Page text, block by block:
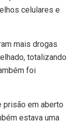
celulares e
mais drogas
totalizando
foi
prisão em aberto
estava uma